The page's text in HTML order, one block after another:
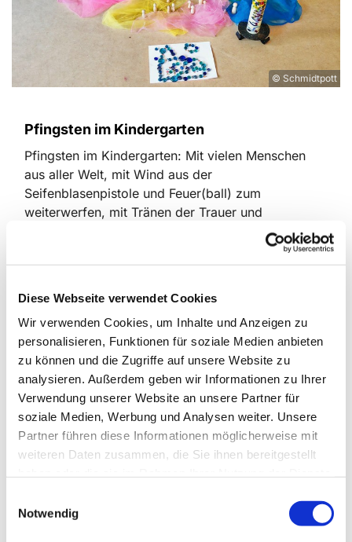
Diese Webseite verwendet Cookies
Wir verwenden Cookies, um Inhalte und Anzeigen zu
personalisieren, Funktionen für soziale Medien anbieten
zu können und die Zugriffe auf unsere Website zu
analysieren. Außerdem geben wir Informationen zu Ihrer
Verwendung unserer Website an unsere Partner für
soziale Medien, Werbung und Analysen weiter. Unsere
Partner führen diese Informationen möglicherweise mit
weiteren Daten zusammen, die Sie ihnen bereitgestellt
Notwendig
© Schmidtpott
Pfingsten im Kindergarten
Pfingsten im Kindergarten: Mit vielen Menschen
aus aller Welt, mit Wind aus der
Seifenblasenpistole und Feuer(ball) zum
weiterwerfen, mit Tränen der Trauer und
Mutlosigkeit, die nach dem Kommen des Geistes
zu Tauftropfen wurden und mit einer Kirche, die
aus all den Menschen besteht, die die gute
Weitere Bilderhier
Dies könnte Sie auch
interessieren